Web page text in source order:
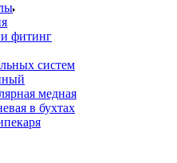
фитинг
систем
медная
в бухтах